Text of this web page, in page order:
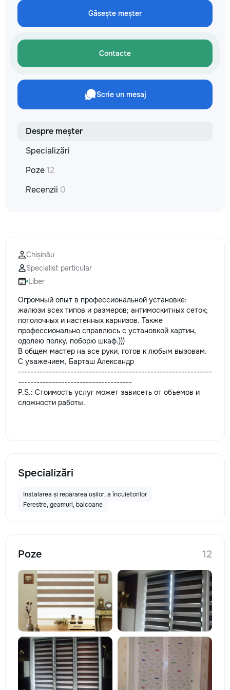
не включается? Не спешите
покупать новую! Спасем ваш
бюджет.
Găsește meșter
Contacte
Scrie un mesaj
Despre meșter
Specializări
Poze12
Recenzii 0
Chișinău
Specialist particular
Liber
Огромный опыт в профессиональной установке:
жалюзи всех типов и размеров; антимоскитных сеток;
потолочных и настенных карнизов. Также
профессионально справлюсь с установкой картин,
одолею полку, поборю шкаф.)))
В общем мастер на все руки, готов к любым вызовам.
С уважением, Барташ Александр
---------------------------------------------------------------
-------------------------------------
P.S.: Стоимость услуг может зависеть от объемов и
сложности работы.
Specializări
Instalarea și repararea ușilor, a încuietorilor
Ferestre, geamuri, balcoane
Poze 12